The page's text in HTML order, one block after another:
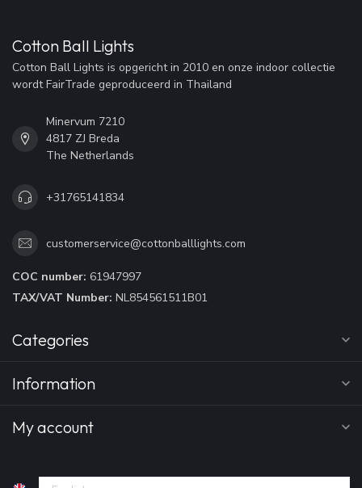
Cotton Ball Lights
Cotton Ball Lights is opgericht in 2010 en onze indoor collectie
wordt FairTrade geproduceerd in Thailand
Minervum 7210
4817 ZJ Breda
The Netherlands
+31765141834
customerservice@cottonballlights.com
COC number: 61947997
TAX/VAT Number: NL854561511B01
Categories
Information
My account